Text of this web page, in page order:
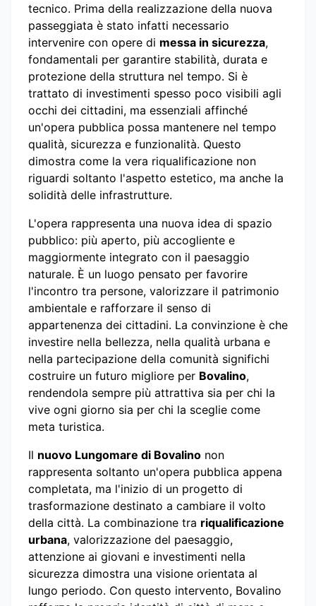
tecnico. Prima della realizzazione della nuova
passeggiata è stato infatti necessario
intervenire con opere di messa in sicurezza,
fondamentali per garantire stabilità, durata e
protezione della struttura nel tempo. Si è
trattato di investimenti spesso poco visibili agli
occhi dei cittadini, ma essenziali affinché
un'opera pubblica possa mantenere nel tempo
qualità, sicurezza e funzionalità. Questo
dimostra come la vera riqualificazione non
riguardi soltanto l'aspetto estetico, ma anche la
solidità delle infrastrutture.
L'opera rappresenta una nuova idea di spazio
pubblico: più aperto, più accogliente e
maggiormente integrato con il paesaggio
naturale. È un luogo pensato per favorire
l'incontro tra persone, valorizzare il patrimonio
ambientale e rafforzare il senso di
appartenenza dei cittadini. La convinzione è che
investire nella bellezza, nella qualità urbana e
nella partecipazione della comunità significhi
costruire un futuro migliore per Bovalino,
rendendola sempre più attrattiva sia per chi la
vive ogni giorno sia per chi la sceglie come
meta turistica.
Il nuovo Lungomare di Bovalino non
rappresenta soltanto un'opera pubblica appena
completata, ma l'inizio di un progetto di
trasformazione destinato a cambiare il volto
della città. La combinazione tra riqualificazione
urbana, valorizzazione del paesaggio,
attenzione ai giovani e investimenti nella
sicurezza dimostra una visione orientata al
lungo periodo. Con questo intervento, Bovalino